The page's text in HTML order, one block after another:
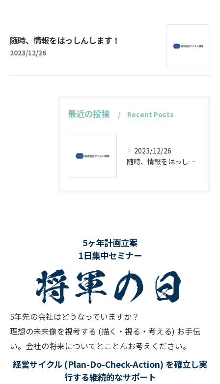
随時、情報をはっしんします！
2023/12/26
最近の投稿 Recent Posts
2023/12/26
随時、情報をはっしんします！
5ヶ年計画立案
1日集中セミナー
5年先の会社はどうなっていますか？
理想の未来像を視考する (描く・視る・考える) お手伝
い。会社の将来についてとことんお考えください。
経営サイクル (Plan-Do-Check-Action) を確立し実
行する継続的なサポート